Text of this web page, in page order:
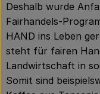
Deshalb wurde
Fairhandels-
HAND ins Leben
steht für fairen
Landwirtschaft in
Somit sind